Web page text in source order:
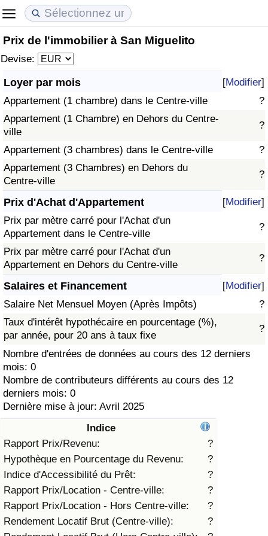
Prix de l'immobilier à San Miguelito
Devise:
Loyer par mois [Modifier]
Appartement (1 chambre) dans le Centre-ville
?
Appartement (1 Chambre) en Dehors du Centre-
ville
?
Appartement (3 chambres) dans le Centre-ville
?
Appartement (3 Chambres) en Dehors du
Centre-ville
?
Prix d'Achat d'Appartement [Modifier]
Prix par mètre carré pour l'Achat d'un
Appartement dans le Centre-ville
?
Prix par mètre carré pour l'Achat d'un
Appartement en Dehors du Centre-ville
?
Salaires et Financement [Modifier]
Salaire Net Mensuel Moyen (Après Impôts)
?
Taux d'intérêt hypothécaire en pourcentage (%),
par année, pour 20 ans à taux fixe
?
Nombre d'entrées de données au cours des 12 derniers
mois: 0
Nombre de contributeurs différents au cours des 12
derniers mois: 0
Dernière mise à jour: Avril 2025
Indice
Rapport Prix/Revenu:
?
Hypothèque en Pourcentage du Revenu:
?
Indice d'Accessibilité du Prêt:
?
Rapport Prix/Location - Centre-ville:
?
Rapport Prix/Location - Hors Centre-ville:
?
Rendement Locatif Brut (Centre-ville):
?
Coût de la vie
Indice du Coût de la Vie (Actuel)
Indice du Coût de la Vie
Indice du coût de la vie par pays
à Akaba
Prix de l'immobilier
Indice des Prix de l'immobilier (Actuel)
Indice des Prix de l'immobilier
Indice des Prix de l'immobilier par Pays
Qualité de Vie
Indice de Qualité de Vie
Indice de Qualité de Vie (Actuel)
Indice de qualité de vie par pays
Criminalité
Indice de Criminalité (Actuel)
Indice de Criminalité
Indice de criminalité par pays
Soins de santé
Indice des soins de santé (Actuel)
Indice des soins de santé
Indice des soins de santé par Pays
Pollution
Indice de Pollution (Actuel)
Indice de pollution
Indice de Pollution par Pays
Trafic